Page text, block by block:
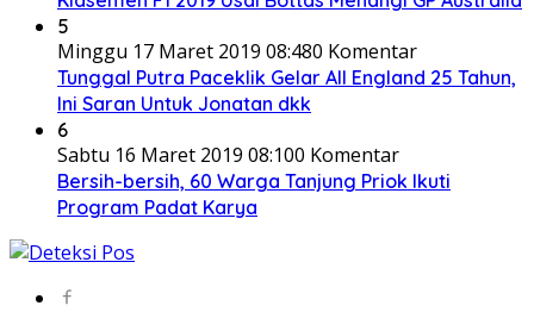
5
Minggu 17 Maret 2019 08:480 Komentar
Tunggal Putra Paceklik Gelar All England 25 Tahun,
Ini Saran Untuk Jonatan dkk
6
Sabtu 16 Maret 2019 08:100 Komentar
Bersih-bersih, 60 Warga Tanjung Priok Ikuti
Program Padat Karya